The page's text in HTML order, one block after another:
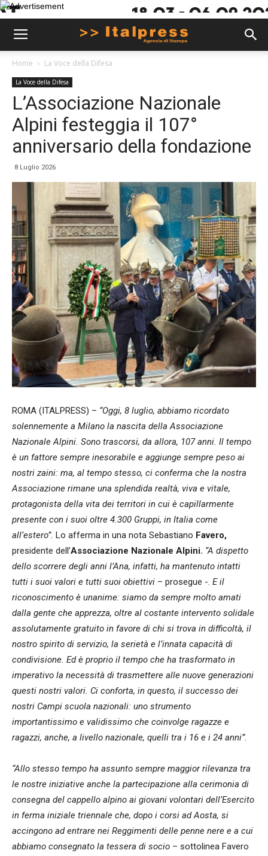
Home La Voce della Difesa
La Voce della Difesa
L’Associazione Nazionale
Alpini festeggia il 107°
anniversario della fondazione
8 Luglio 2026
ROMA (ITALPRESS) – “Oggi, 8 luglio, abbiamo ricordato
solennemente a Milano la nascita della Associazione
Nazionale Alpini. Sono trascorsi, da allora, 107 anni. Il tempo
è un fattore sempre inesorabile e aggiunge sempre peso ai
nostri zaini: ma, al tempo stesso, ci conferma che la nostra
Associazione rimane una splendida realtà, viva e vitale,
protagonista della vita dei territori in cui è capillarmente
presente con i suoi oltre 4.300 Gruppi, in Italia come
all’estero”. Lo afferma in una nota Sebastiano Favero,
presidente dell’Associazione Nazionale Alpini. “A dispetto
dello scorrere degli anni l’Ana, infatti, ha mantenuto intatti
tutti i suoi valori e tutti suoi obiettivi – prosegue -. E il
riconoscimento è unanime: siamo da sempre molto amati
dalla gente che apprezza, oltre al costante intervento solidale
assolutamente gratuito in favore di chi si trova in difficoltà, il
nostro spirito di servizio, la serietà e l’innata capacità di
condivisione. Ed è proprio il tempo che ha trasformato in
imperativo la necessità di trasmettere alle nuove generazioni
questi nostri valori. Ci conforta, in questo, il successo dei
nostri Campi scuola nazionali: uno strumento
importantissimo e validissimo che coinvolge ragazze e
ragazzi, anche, a livello nazionale, quelli tra i 16 e i 24 anni”.
“Allo stesso tempo ha assunto sempre maggior rilevanza tra
le nostre iniziative anche la partecipazione alla cerimonia di
consegna del cappello alpino ai giovani volontari dell’Esercito
in ferma iniziale triennale che, dopo i corsi ad Aosta, si
accingono ad entrare nei Reggimenti delle penne nere e a cui
abbiamo consegnato la tessera di socio – sottolinea Favero